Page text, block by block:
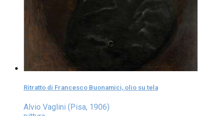
Ritratto di Francesco Buonamici, olio su tela
Alvio Vaglini (Pisa, 1906)